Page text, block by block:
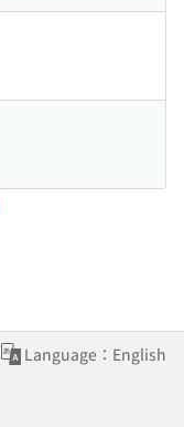
Language：English